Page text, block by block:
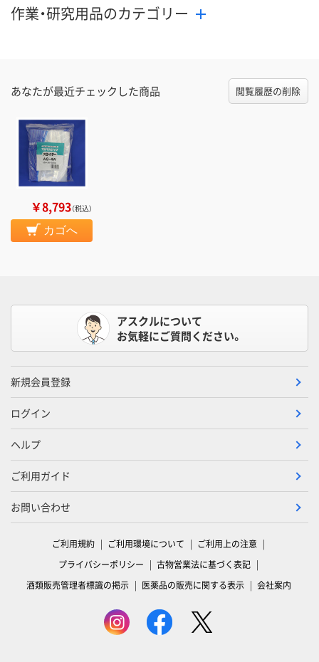
作業・研究用品のカテゴリー
あなたが最近チェックした商品 閲覧履歴の削除
￥8,793（税込）
カゴへ
アスクルについて
お気軽にご質問ください。
新規会員登録
ログイン
ヘルプ
ご利用ガイド
お問い合わせ
ご利用規約 ご利用環境について
ご利用上の注意
プライバシーポリシー
古物営業法に基づく表記
酒類販売管理者標識の掲示
医薬品の販売に関する表示 会社案内